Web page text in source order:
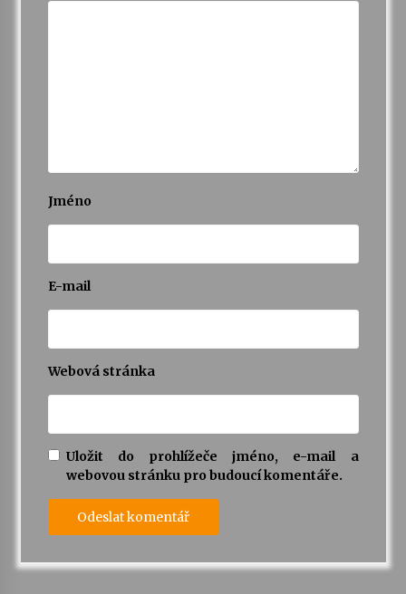
Jméno
E-mail
Webová stránka
Uložit do prohlížeče jméno, e-mail a
webovou stránku pro budoucí komentáře.